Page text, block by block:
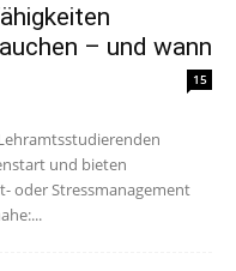
– und wann
15
und bieten
oder Stressmanagement